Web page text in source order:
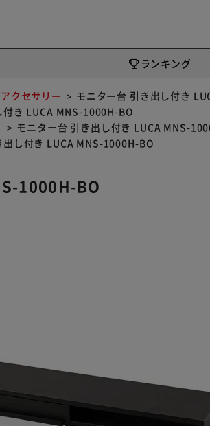
ランキング
クセサリー
モニター台 引き出し付き
き LUCA MNS-1000H-BO
モニター台 引き出し付き LUCA MNS-
出し付き LUCA MNS-1000H-BO
1000H-BO